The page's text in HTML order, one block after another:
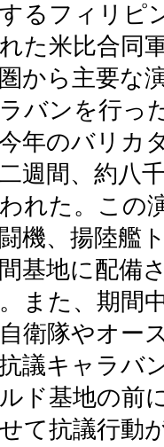
るフィリピ
た米比合同
から主要な
バンを行っ
年のバリカ
週間、約八
れた。この
機、揚陸艦
基地に配備
また、期間
衛隊やオー
議キャラバ
ド基地の前
て抗議行動